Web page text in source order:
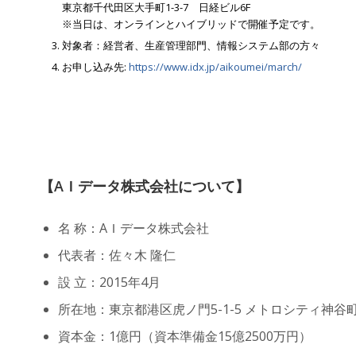
東京都千代田区大手町1-3-7 日経ビル6F
※当日は、オンラインとハイブリッドで開催予定です。
対象者：経営者、生産管理部門、情報システム部の方々
お申し込み先: https://www.idx.jp/aikoumei/march/
【AＩデータ株式会社について】
名 称：AＩデータ株式会社
代表者：佐々木 隆仁
設 立：2015年4月
所在地：東京都港区虎ノ門5-1-5 メトロシティ神谷
資本金：1億円（資本準備金15億2500万円）